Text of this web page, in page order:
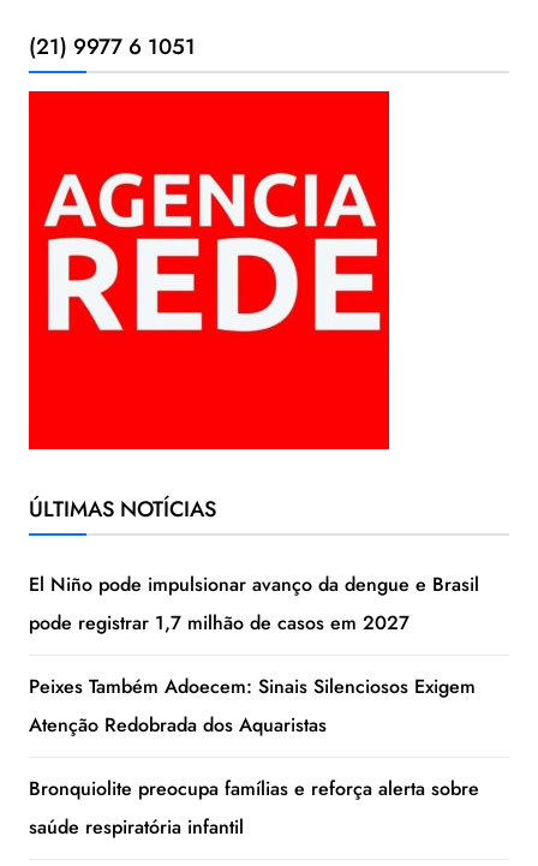
(21) 9977 6 1051
ÚLTIMAS NOTÍCIAS
El Niño pode impulsionar avanço da dengue e Brasil
pode registrar 1,7 milhão de casos em 2027
Peixes Também Adoecem: Sinais Silenciosos Exigem
Atenção Redobrada dos Aquaristas
Bronquiolite preocupa famílias e reforça alerta sobre
saúde respiratória infantil